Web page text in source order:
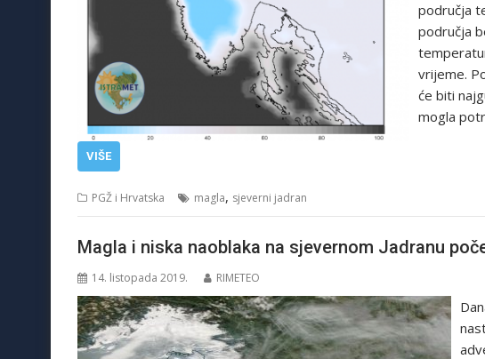
područja
područja
vrijeme.
će biti
mogla
VIŠE
PGŽ i Hrvatska magla, sjeverni jadran
Magla i niska naoblaka na sjevernom Jadranu
14. listopada 2019. RIMETEO